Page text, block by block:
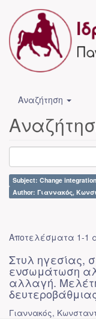
Αναζήτηση
Subject: Change
Author: Γιαννακός,
Αποτελέσματα 1-1
Στυλ ηγεσίας,
ενσωμάτωση
αλλαγή.
Γιαννακός,